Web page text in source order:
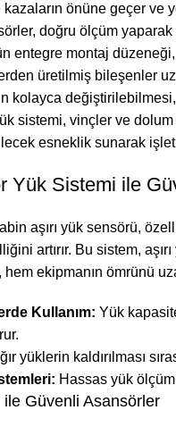
önüne geçer ve
doğru ölçüm
entegre montaj düzeneği,
üretilmiş bileşenler
kolayca
sistemi, vinçler ve
esneklik sunarak
Yük Sistemi ile
aşırı yük sensörü,
artırır. Bu sistem,
hem ekipmanın ömrünü
Kullanım: Yük
yüklerin kaldırılması
Hassas yük
ile Güvenli Asansörler